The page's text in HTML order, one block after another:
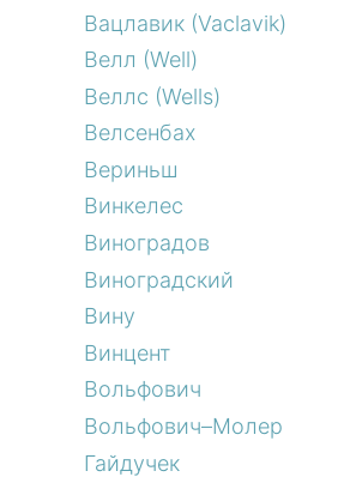
Вацлавик (Vaclavik)
Велл (Well)
Веллс (Wells)
Велсенбах
Вериньш
Винкелес
Виноградов
Виноградский
Вину
Винцент
Вольфович
Вольфович–Молер
Гайдучек